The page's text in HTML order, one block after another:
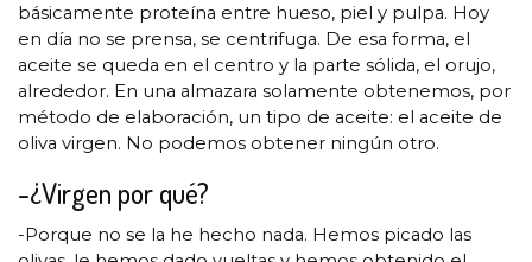
básicamente proteína entre hueso, piel y pulpa. Hoy
en día no se prensa, se centrifuga. De esa forma, el
aceite se queda en el centro y la parte sólida, el orujo,
alrededor. En una almazara solamente obtenemos, por
método de elaboración, un tipo de aceite: el aceite de
oliva virgen. No podemos obtener ningún otro.
-¿Virgen por qué?
-Porque no se la he hecho nada. Hemos picado las